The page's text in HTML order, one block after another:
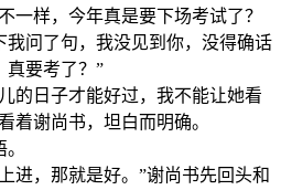
一样，今年真是要下场考试了？
问了句，我没见到你，没得确话
真要考了？”
的日子才能好过，我不能让她看
着谢尚书，坦白而明确。
进，那就是好。”谢尚书先回头和